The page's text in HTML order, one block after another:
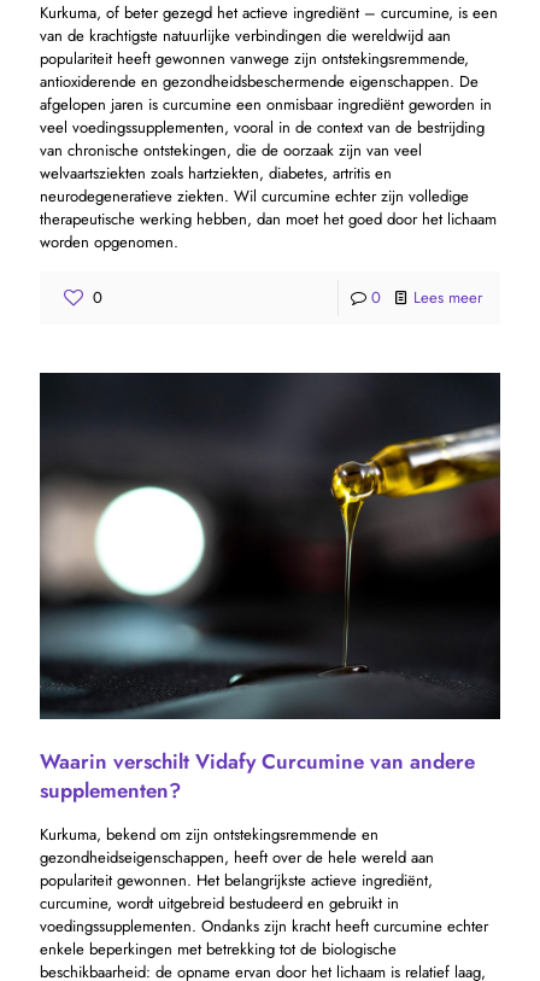
Kurkuma, of beter gezegd het actieve ingrediënt – curcumine, is een
van de krachtigste natuurlijke verbindingen die wereldwijd aan
populariteit heeft gewonnen vanwege zijn ontstekingsremmende,
antioxiderende en gezondheidsbeschermende eigenschappen. De
afgelopen jaren is curcumine een onmisbaar ingrediënt geworden in
veel voedingssupplementen, vooral in de context van de bestrijding
van chronische ontstekingen, die de oorzaak zijn van veel
welvaartsziekten zoals hartziekten, diabetes, artritis en
neurodegeneratieve ziekten. Wil curcumine echter zijn volledige
therapeutische werking hebben, dan moet het goed door het lichaam
worden opgenomen.
0 0 Lees meer
Waarin verschilt Vidafy Curcumine van andere
supplementen?
Kurkuma, bekend om zijn ontstekingsremmende en
gezondheidseigenschappen, heeft over de hele wereld aan
populariteit gewonnen. Het belangrijkste actieve ingrediënt,
curcumine, wordt uitgebreid bestudeerd en gebruikt in
voedingssupplementen. Ondanks zijn kracht heeft curcumine echter
enkele beperkingen met betrekking tot de biologische
beschikbaarheid: de opname ervan door het lichaam is relatief laag,